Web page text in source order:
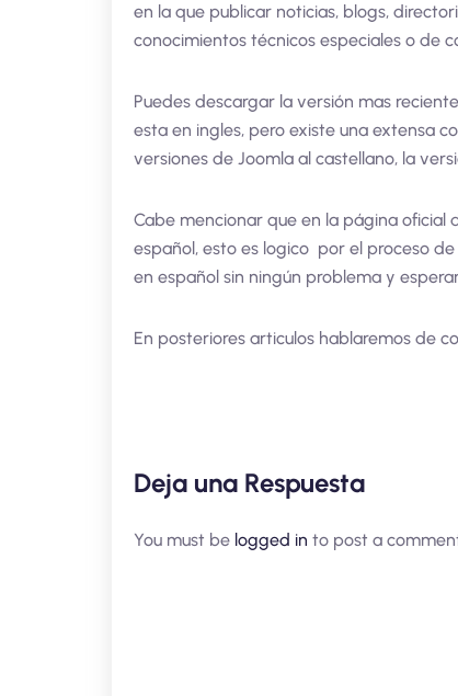
en la que publicar noticias, blogs,
conocimientos técnicos especiales o de
Puedes descargar la versión mas
esta en ingles, pero existe una extensa
versiones de Joomla al castellano, la
Cabe mencionar que en la página oficial
español, esto es logico por el proceso
en español sin ningún problema y
En posteriores articulos hablaremos de
Deja una Respuesta
You must be logged in to post a